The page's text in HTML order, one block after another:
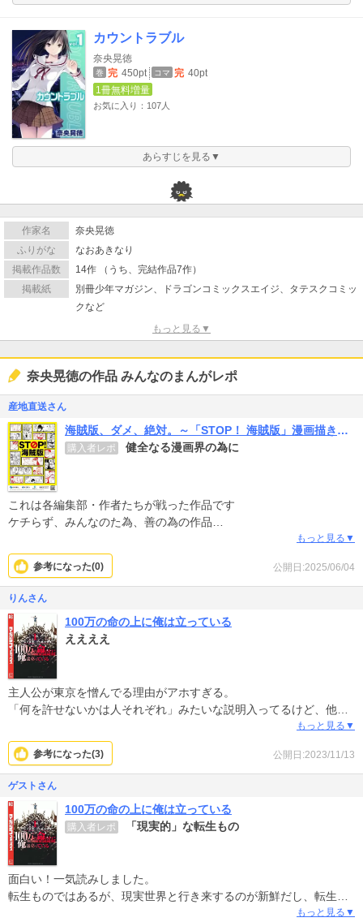
カウントラブル
奈央晃徳
巻 完 450pt コマ 完 40pt
1冊無料増量
お気に入り：107人
あらすじを見る▼
作家名
奈央晃徳
ふりがな
なおあきなり
掲載作品数
14作 （うち、完結作品7作）
掲載紙
別冊少年マガジン、ドラゴンコミックスエイジ、タテスクコミッ
クなど
もっと見る▼
奈央晃徳の作品 みんなのまんがレポ
産地直送さん
海賊版、ダメ、絶対。～「STOP！ 海賊版」漫画描きおろし16作品集～
購入者レポ 健全なる漫画界の為に
これは各編集部・作者たちが戦った作品です
ケチらず、みんなのた為、善の為の作品
私も漫画アニメ大好きです
もっと見る▼
公開日:2025/06/04
参考になった(0)
りんさん
100万の命の上に俺は立っている
ええええ
主人公が東京を憎んでる理由がアホすぎる。
「何を許せないかは人それぞれ」みたいな説明入ってるけど、他国
の政治や経済にやたらと洞察力を働かせる賢い設定のわりに、自分
は子供の頃の「山の遊び場を東京の土建屋に潰された＆山のウサギ
親子も巻き込まれた」という理由だけで都民を大量抹殺したいまで
憎むのは無理があるでしょ。せめてその土建屋だけにしてよ、憎悪
の対象は。
ちな主人公は九州出身だけど、九州の企業を個人的に憎んでる人は
いても九州全体を滅ぼしたい思考に至る人はこの世にいないと思う
よ…。
もっと見る▼
公開日:2023/11/13
参考になった(3)
ゲストさん
100万の命の上に俺は立っている
購入者レポ 「現実的」な転生もの
面白い！一気読みしました。
転生ものではあるが、現実世界と行き来するのが新鮮だし、転生世
界の解決しなければならない問題もリアルで、解決には頭を使うも
もっと見る▼